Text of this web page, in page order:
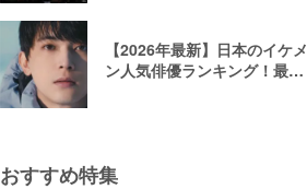
【2026年最新】日本のイケメ
ン人気俳優ランキング！最も
おすすめ特集